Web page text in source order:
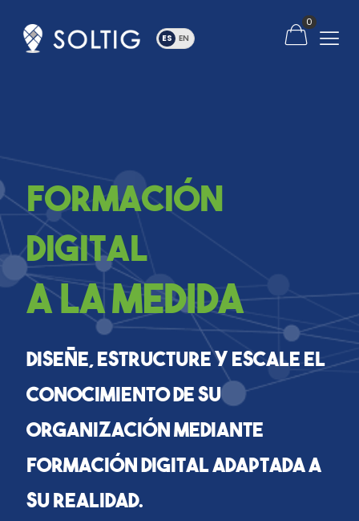
0
Formación
Digital
a la Medida
Diseñe, estructure y escale el
conocimiento de su
organización mediante
formación digital adaptada a
su realidad.